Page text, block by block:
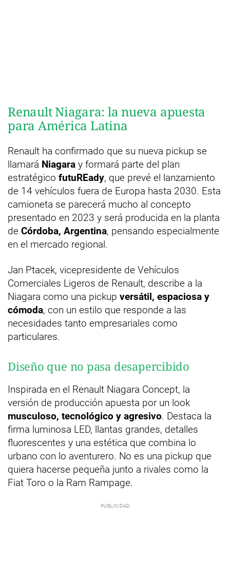
Renault Niagara: la nueva apuesta
para América Latina
Renault ha confirmado que su nueva pickup se
llamará Niagara y formará parte del plan
estratégico futuREady, que prevé el lanzamiento
de 14 vehículos fuera de Europa hasta 2030. Esta
camioneta se parecerá mucho al concepto
presentado en 2023 y será producida en la planta
de Córdoba, Argentina, pensando especialmente
en el mercado regional.
Jan Ptacek, vicepresidente de Vehículos
Comerciales Ligeros de Renault, describe a la
Niagara como una pickup versátil, espaciosa y
cómoda, con un estilo que responde a las
necesidades tanto empresariales como
particulares.
Diseño que no pasa desapercibido
Inspirada en el Renault Niagara Concept, la
versión de producción apuesta por un look
musculoso, tecnológico y agresivo. Destaca la
firma luminosa LED, llantas grandes, detalles
fluorescentes y una estética que combina lo
urbano con lo aventurero. No es una pickup que
quiera hacerse pequeña junto a rivales como la
Fiat Toro o la Ram Rampage.